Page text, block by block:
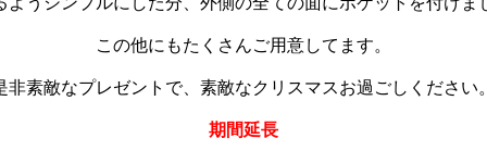
この他にもたくさんご用意してます。
非素敵なプレゼントで、素敵なクリスマスお過ごしください。
期間延長